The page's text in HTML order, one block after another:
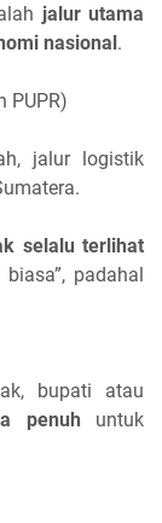
jalur utama
nasional.
PUPR)
jalur logistik
selalu terlihat
padahal
bupati atau
penuh untuk